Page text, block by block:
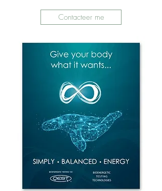
Contacteer me